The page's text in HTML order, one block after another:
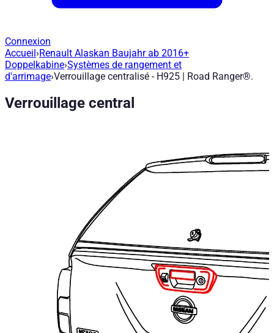
Connexion
Verrouillage centralisé - H925 | Road
:H925 : Road Ranger® |
Variantes de configuration
Partenaire d'installation requis
:149,00
Compatibilité véhicule
Compatible avec
Renault Alaskan Baujahr ab 2016+ Doppelkabine
Kategorien
Accueil›Renault Alaskan Baujahr ab 2016+
Doppelkabine›Systèmes de rangement et
d'arrimage›Verrouillage centralisé - H925 | Road Ranger®.
Verrouillage central